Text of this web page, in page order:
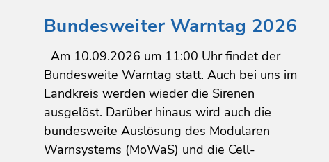
Bundesweiter Warntag 2026
Am 10.09.2026 um 11:00 Uhr findet der
Bundesweite Warntag statt. Auch bei uns im
Landkreis werden wieder die Sirenen
ausgelöst. Darüber hinaus wird auch die
bundesweite Auslösung des Modularen
Warnsystems (MoWaS) und die Cell-